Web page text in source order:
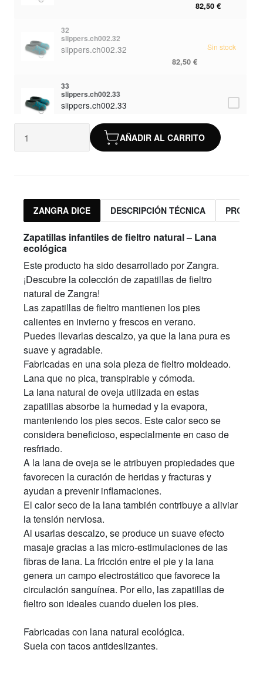
82,50 €
32
slippers.ch002.32
slippers.ch002.32
82,50 €
Sin stock
33
slippers.ch002.33
slippers.ch002.33
slippers.ch002.34
35
slippers.ch002.35
slippers.ch002.35
AÑADIR AL CARRITO
ZANGRA DICE DESCRIPCIÓN TÉCNICA
Zapatillas infantiles de fieltro natural – Lana
ecológica
Este producto ha sido desarrollado por Zangra.
¡Descubre la colección de zapatillas de fieltro
natural de Zangra!
Las zapatillas de fieltro mantienen los pies
calientes en invierno y frescos en verano.
Puedes llevarlas descalzo, ya que la lana pura es
suave y agradable.
Fabricadas en una sola pieza de fieltro moldeado.
Lana que no pica, transpirable y cómoda.
La lana natural de oveja utilizada en estas
zapatillas absorbe la humedad y la evapora,
manteniendo los pies secos. Este calor seco se
considera beneficioso, especialmente en caso de
resfriado.
A la lana de oveja se le atribuyen propiedades que
favorecen la curación de heridas y fracturas y
ayudan a prevenir inflamaciones.
El calor seco de la lana también contribuye a aliviar
la tensión nerviosa.
Al usarlas descalzo, se produce un suave efecto
masaje gracias a las micro-estimulaciones de las
fibras de lana. La fricción entre el pie y la lana
genera un campo electrostático que favorece la
circulación sanguínea. Por ello, las zapatillas de
fieltro son ideales cuando duelen los pies.
Fabricadas con lana natural ecológica.
Suela con tacos antideslizantes.